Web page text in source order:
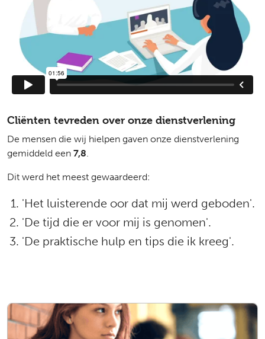
Cliënten tevreden over onze dienstverlening
De mensen die wij hielpen gaven onze dienstverlening
gemiddeld een 7,8
Dit werd het meest gewaardeerd:
'Het luisterende oor dat mij werd geboden'.
'De tijd die er voor mij is genomen'.
'De praktische hulp en tips die ik kreeg'.